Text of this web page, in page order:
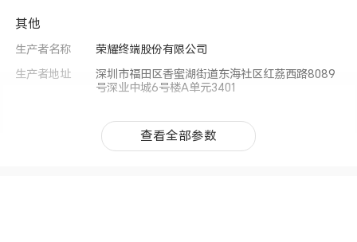
其他
生产者名称
荣耀终端股份有限公司
生产者地址
深圳市福田区香蜜湖街道东海社区红荔西路8089
号深业中城6号楼A单元3401
查看全部参数
查看全部参数